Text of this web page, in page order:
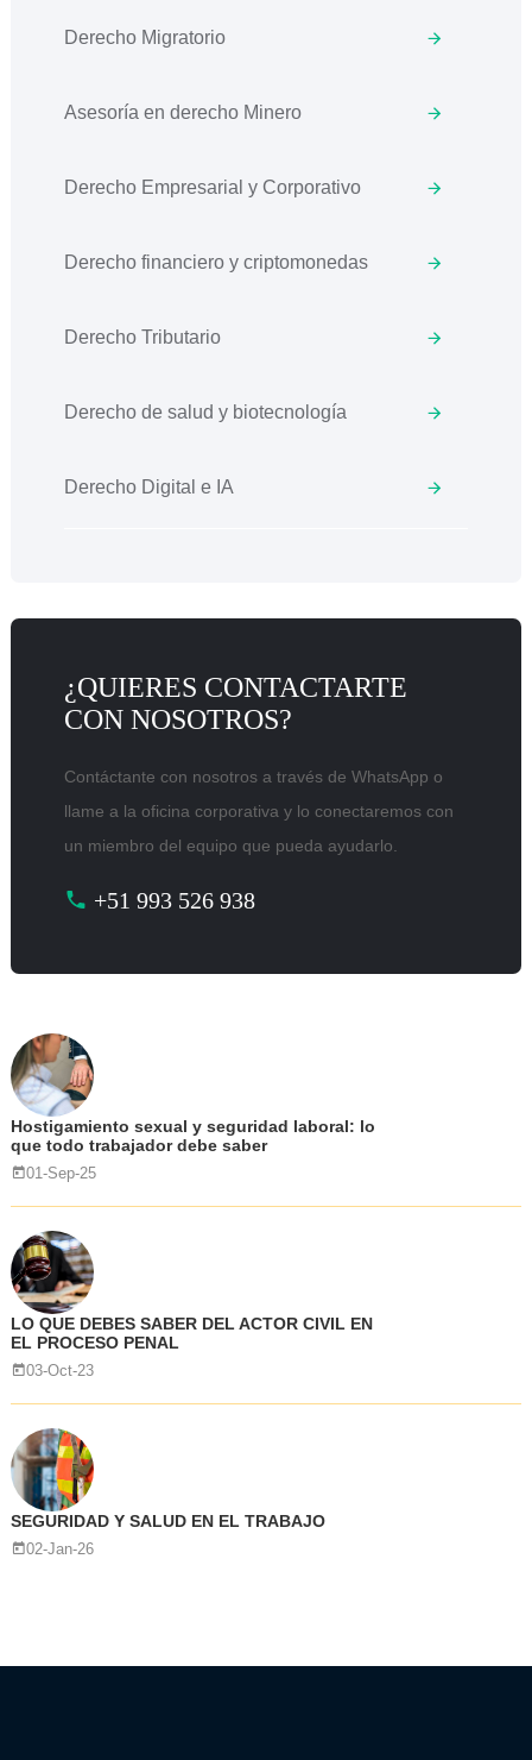
Derecho Migratorio
Asesoría en derecho Minero
Derecho Empresarial y Corporativo
Derecho financiero y criptomonedas
Derecho Tributario
Derecho de salud y biotecnología
Derecho Digital e IA
¿QUIERES CONTACTARTE
CON NOSOTROS?
Contáctante con nosotros a través de WhatsApp o
llame a la oficina corporativa y lo conectaremos con
un miembro del equipo que pueda ayudarlo.
+51 993 526 938
Hostigamiento sexual y seguridad laboral: lo
que todo trabajador debe saber
01-Sep-25
LO QUE DEBES SABER DEL ACTOR CIVIL EN
EL PROCESO PENAL
03-Oct-23
SEGURIDAD Y SALUD EN EL TRABAJO
02-Jan-26